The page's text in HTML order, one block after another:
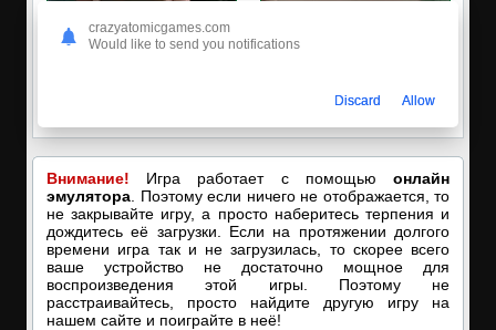
Я кончаю! С͟м͟о͟т͟р͟е͟т͟ь͟!➡️
Внимание! Игра работает с помощью онлайн
эмулятора . Поэтому если ничего не отображается, то
не закрывайте игру, а просто наберитесь терпения и
дождитесь её загрузки. Если на протяжении долгого
времени игра так и не загрузилась, то скорее всего
ваше устройство не достаточно мощное для
воспроизведения этой игры. Поэтому не
расстраивайтесь, просто найдите другую игру на
нашем сайте и поиграйте в неё!
crazyatomicgames.com
Would like to send you notifications
Discard Allow